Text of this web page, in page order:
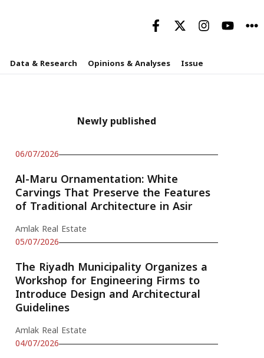
Data & Research Opinions & Analyses Issue
Newly published
06/07/2026
Al-Maru Ornamentation: White
Carvings That Preserve the Features
of Traditional Architecture in Asir
Amlak Real Estate
05/07/2026
The Riyadh Municipality Organizes a
Workshop for Engineering Firms to
Introduce Design and Architectural
Guidelines
Amlak Real Estate
04/07/2026